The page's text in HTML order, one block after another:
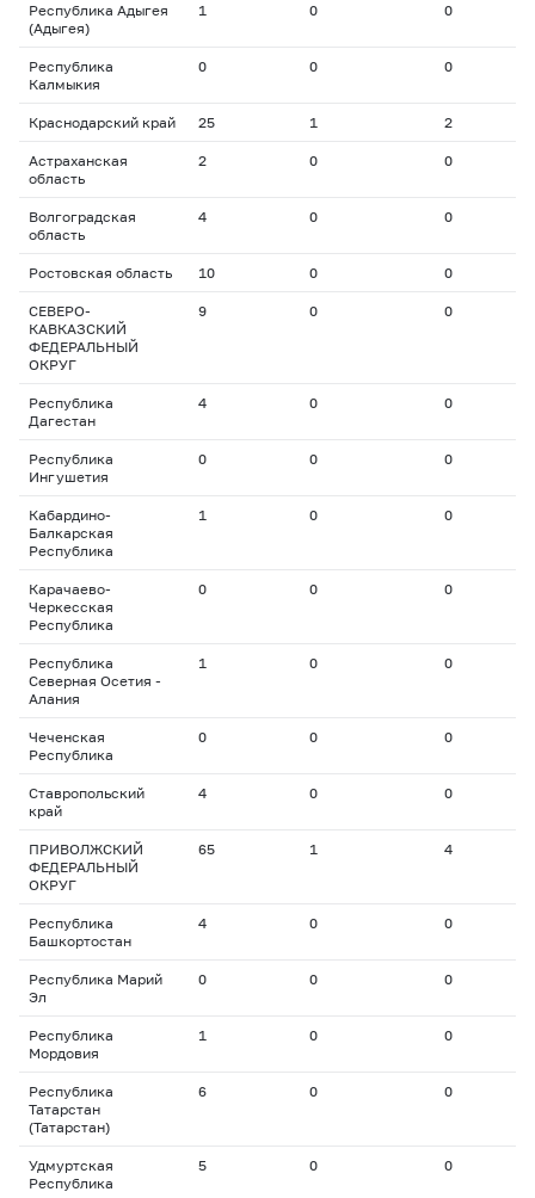
Республика Адыгея
(Адыгея)
1 0 0
Республика
Калмыкия
0 0 0
Краснодарский край 25 1 2
Астраханская
область
2 0 0
Волгоградская
область
4 0 0
Ростовская область 10 0 0
СЕВЕРО-
КАВКАЗСКИЙ
ФЕДЕРАЛЬНЫЙ
ОКРУГ
9 0 0
Республика
Дагестан
4 0 0
Республика
Ингушетия
0 0 0
Кабардино-
Балкарская
Республика
1 0 0
Карачаево-
Черкесская
Республика
0 0 0
Республика
Северная Осетия -
Алания
1 0 0
Чеченская
Республика
0 0 0
Ставропольский
край
4 0 0
ПРИВОЛЖСКИЙ
ФЕДЕРАЛЬНЫЙ
ОКРУГ
65 1 4
Республика
Башкортостан
4 0 0
Республика Марий
Эл
0 0 0
Республика
Мордовия
1 0 0
Республика
Татарстан
(Татарстан)
6 0 0
Удмуртская
Республика
5 0 0